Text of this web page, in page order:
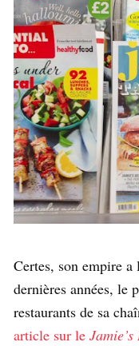
Certes, son empire
dernières années, le
restaurants de sa
article sur le